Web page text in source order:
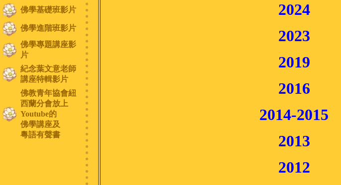
佛學基礎班影片
佛學進階班影片
佛學專題講座影
片
紀念葉文意老師
講座特輯影片
佛教青年協會紐
西蘭分會放上
Youtube的
佛學講座及
粵語有聲書
2024
2023
2019
2016
2014-2015
2013
2012